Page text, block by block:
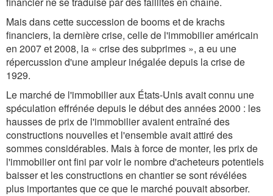
Mais dans cette succession de booms et de krachs
financiers, la dernière crise, celle de l'immobilier américain
en 2007 et 2008, la « crise des subprimes », a eu une
répercussion d'une ampleur inégalée depuis la crise de
1929.
Le marché de l'immobilier aux États-Unis avait connu une
spéculation effrénée depuis le début des années 2000 : les
hausses de prix de l'immobilier avaient entraîné des
constructions nouvelles et l'ensemble avait attiré des
sommes considérables. Mais à force de monter, les prix de
l'immobilier ont fini par voir le nombre d'acheteurs potentiels
baisser et les constructions en chantier se sont révélées
plus importantes que ce que le marché pouvait absorber.